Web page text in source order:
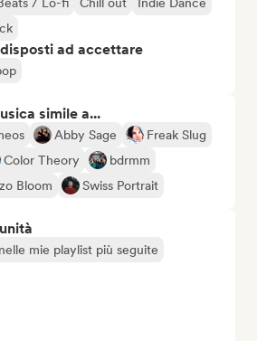
ad accettare
simile a...
Abby Sage
Freak Slug
Color Theory
bdrmm
Bloom Swiss Portrait
mie playlist più seguite